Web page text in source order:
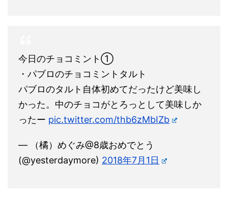
今日のチョコミント①
・パブロのチョコミントタルト
パブロのタルト自体初めてだったけど美味し
かった。中のチョコがとろっとして美味しか
ったー pic.twitter.com/thb6zMbIZb
— （橘）めぐみ@8歳おめでとう
(@yesterdaymore) 2018年7月1日